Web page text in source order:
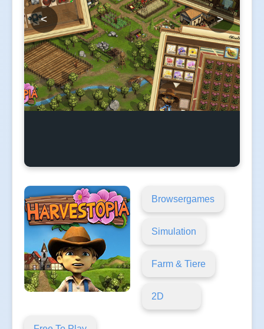
< >
Browsergames
Simulation
Farm & Tiere
2D